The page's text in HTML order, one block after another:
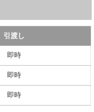
引渡し
即時
即時
即時